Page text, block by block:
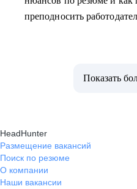
преподносить
Показать
HeadHunter
Размещение вакансий
Поиск по резюме
О компании
Наши вакансии